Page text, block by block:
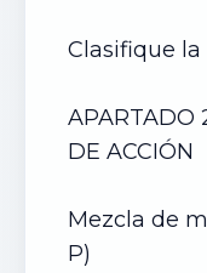
Clasifique
APARTADO
DE ACCIÓN
Mezcla de
P)